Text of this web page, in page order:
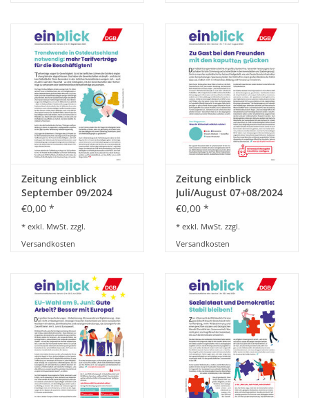
Zeitung einblick
September 09/2024
€0,00 *
* exkl. MwSt. zzgl.
Versandkosten
Zeitung einblick
Juli/August 07+08/2024
€0,00 *
* exkl. MwSt. zzgl.
Versandkosten